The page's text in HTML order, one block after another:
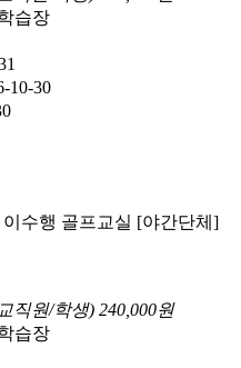
습장
10-30
수행 골프교실 [야간단체]
직원/학생) 240,000원
습장